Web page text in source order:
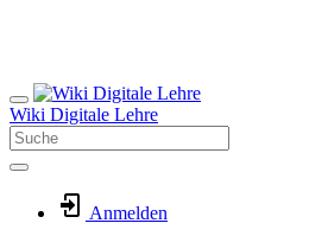
Wiki Digitale Lehre
Anmelden